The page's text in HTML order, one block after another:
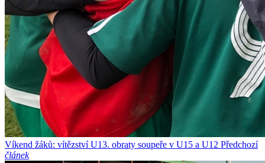
Víkend žáků: vítězství U13. obraty soupeře v U15 a U12 Předchozí
článek